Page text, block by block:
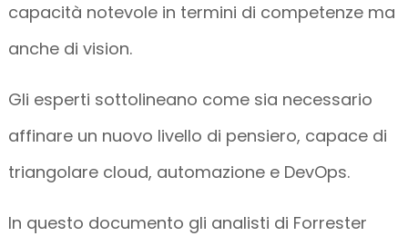
capacità notevole in termini di competenze ma
anche di vision.
Gli esperti sottolineano come sia necessario
affinare un nuovo livello di pensiero, capace di
triangolare cloud, automazione e DevOps.
In questo documento gli analisti di Forrester